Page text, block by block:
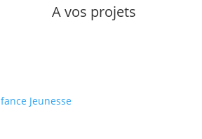
A vos projets
Jeunesse